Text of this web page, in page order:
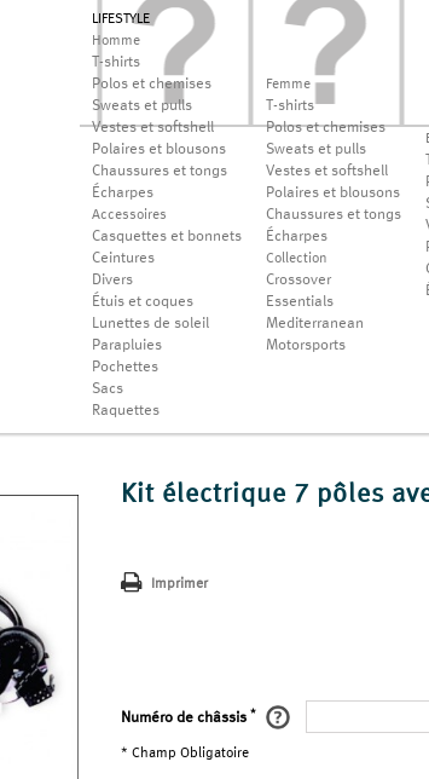
LIFESTYLE
Homme
T-shirts
Polos et chemises
Sweats et pulls
Vestes et softshell
Polaires et blousons
Chaussures et tongs
Écharpes
Accessoires
Casquettes et bonnets
Ceintures
Divers
Étuis et coques
Lunettes de soleil
Parapluies
Pochettes
Sacs
Raquettes
Femme
T-shirts
Polos et chemises
Sweats et pulls
Vestes et softshell
Polaires et blousons
Chaussures et tongs
Écharpes
Collection
Crossover
Essentials
Mediterranean
Motorsports
Kit électrique 7 pôles
Imprimer
Numéro de châssis *
* Champ Obligatoire